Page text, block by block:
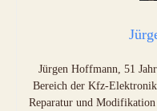
Jürgen Hoffmann, 51
Bereich der Kfz-
Reparatur und Modifikation